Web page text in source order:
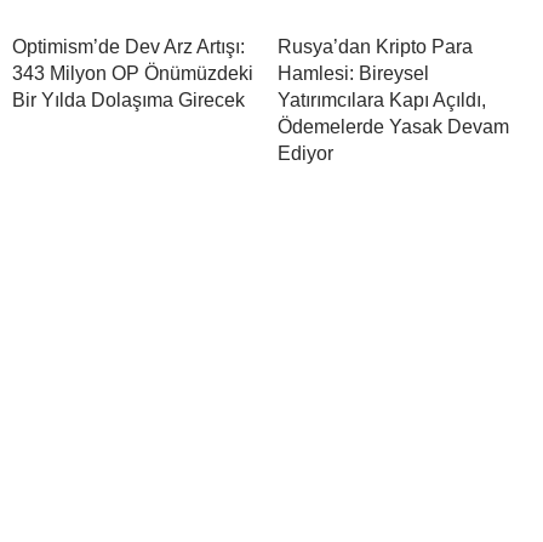
Optimism’de Dev Arz Artışı:
343 Milyon OP Önümüzdeki
Bir Yılda Dolaşıma Girecek
Rusya’dan Kripto Para
Hamlesi: Bireysel
Yatırımcılara Kapı Açıldı,
Ödemelerde Yasak Devam
Ediyor